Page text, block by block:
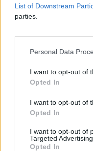
List of Downstream
parties.
Personal Data
I want to opt-out of
Opted In
I want to opt-out of
Opted In
I want to opt-out of
Targeted Advertising.
Opted In
Aleksandra Cieślik
4 min
Reklama